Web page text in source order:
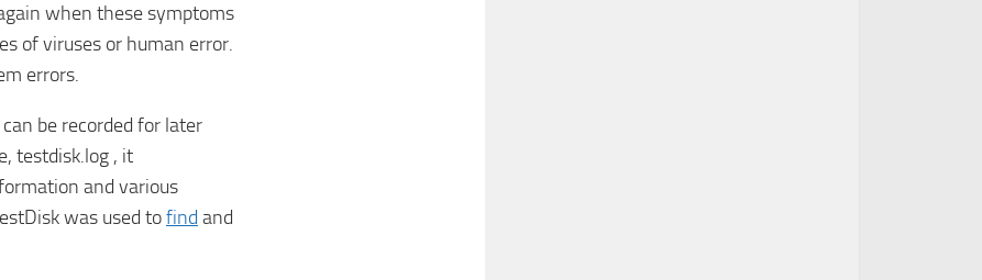
when these symptoms
of viruses or human error.
errors.
be recorded for later
testdisk.log , it
and various
was used tofind and